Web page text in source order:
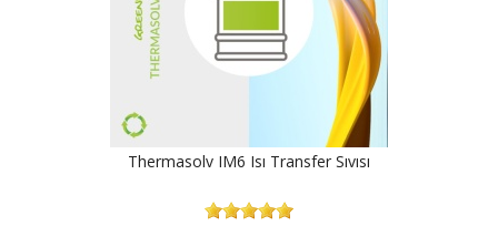
Thermasolv IM6 Isı Transfer Sıvısı